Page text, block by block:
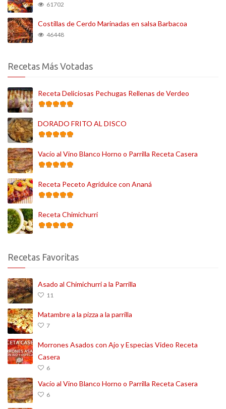
61702
Costillas de Cerdo Marinadas en salsa Barbacoa
46448
Recetas Más Votadas
Receta Deliciosas Pechugas Rellenas de Verdeo
DORADO FRITO AL DISCO
Vacío al Vino Blanco Horno o Parrilla Receta Casera
Receta Peceto Agridulce con Ananá
Receta Chimichurri
Recetas Favoritas
Asado al Chimichurri a la Parrilla
11
Matambre a la pizza a la parrilla
7
Morrones Asados con Ajo y Especias Video Receta
Casera
6
Vacío al Vino Blanco Horno o Parrilla Receta Casera
6